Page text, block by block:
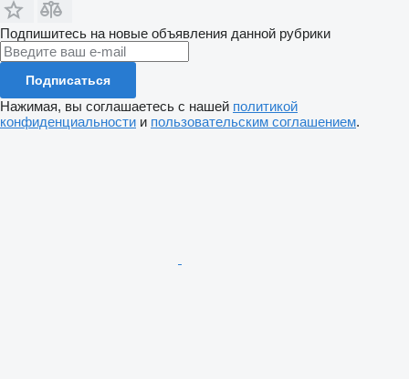
Подпишитесь на новые объявления данной рубрики
Подписаться
Нажимая, вы соглашаетесь с нашей политикой
конфиденциальности и пользовательским соглашением.